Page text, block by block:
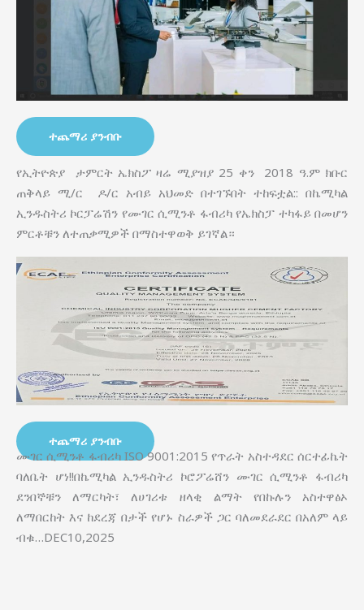
ተጨማሪ ያንብቡ
የኢትዮጵያ ታምርት ኤክስፖ ዛሬ ሚያዝያ 25 ቀን 2018 ዓ.ም ክቡር
ጠቅላይ ሚ/ር ዶ/ር አብይ አህመድ በተገኙበት ተከፍቷል:: በኬሚካል
ኢንዱስትሪ ኮርፓሬሽን የሙገር ሲሚንቶ ፋብሪካ የኤክስፓ ተካፋይ በመሆን
ምርቶቹን ለተጠቃሚዎች በማስተዋወቅ ይገኛል።
ተጨማሪ ያንብቡ
ሙገር ሲሚንቶ ፋብሪካ ISO 9001:2015 የጥራት አስተዳደር ሰርተፊኬት
ባለቤት ሆነ!!በኬሚካል ኢንዱስትሪ ኮሮፖሬሸን ሙገር ሲሚንቶ ፋብሪካ
ደንበኞቹን ለማርካት፣ ለሀገሪቱ ዘላቂ ልማት የበኩሉን አስተዋፅኦ
ለማበርከት እና ከደረጃ በታች የሆኑ ስራዎች ጋር ባለመደራደር በአለም ላይ
ብቁ…DEC10,2025